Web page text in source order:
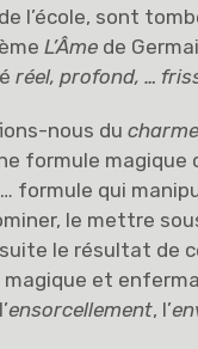
l’école, sont
L’Âme de
réel, profond, …
nous du
formule magique
formule qui
le mettre
le résultat de
et
ensorcellement, l’